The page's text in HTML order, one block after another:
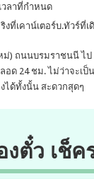
วลาที่กำหนด
งที่เคาน์เตอร์บ.ทัวร์ที่
หม่) ถนนบรมราชนนี
ด 24 ชม. ไม่ว่าจะเ
ได้ทั้งนั้น สะดวกสุดๆ
งตั๋ว เช็